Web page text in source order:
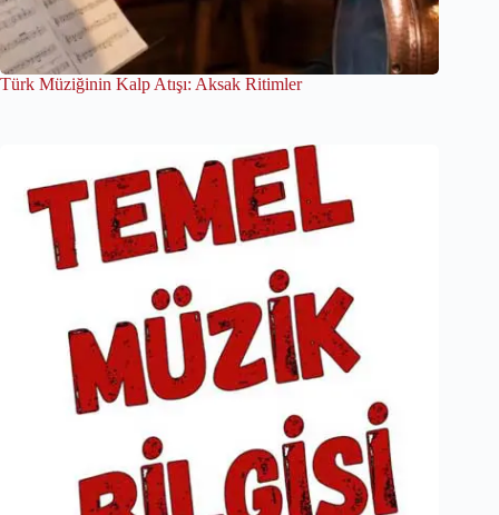
Türk Müziğinin Kalp Atışı: Aksak Ritimler